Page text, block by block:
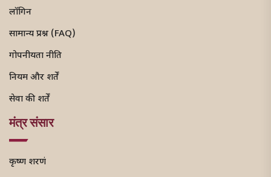
लॉगिन
सामान्य प्रश्न (FAQ)
गोपनीयता नीति
नियम और शर्तें
सेवा की शर्तें
मंत्र संसार
कृष्ण शरणं